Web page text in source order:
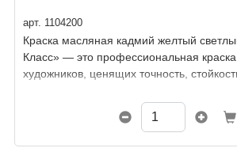
арт. 1104200
Краска масляная кадмий желтый
Класс» — это профессиональная
художников, ценящих точность,